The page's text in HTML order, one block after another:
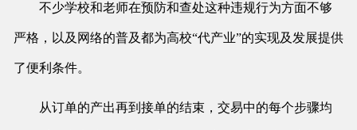
不少学校和老师在预防和查处这种违规行为方面不够
严格，以及网络的普及都为高校“代产业”的实现及发展提供
了便利条件。
从订单的产出再到接单的结束，交易中的每个步骤均